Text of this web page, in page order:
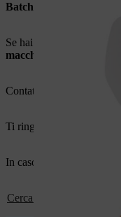
Batch codici dei
Se hai acquistato un
macchina
Contattare il proprio
Ti ringraziamo per la
In caso di domande,
Cerca qui un rivenditore